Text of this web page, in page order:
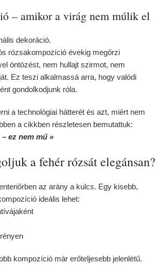
– amikor a virág nem múlik el
dekoráció.
rózsakompozíció évekig megőrzi
öntözést, nem hullajt szirmot, nem
Ez teszi alkalmassá arra, hogy valódi
gondolkodjunk róla.
a technológiai hátterét és azt, miért nem
a cikkben részletesen bemutattuk:
ez nem mű »
a fehér rózsát elegánsan?
az arány a kulcs. Egy kisebb,
ideális lehet:
kompozíció már erőteljesebb jelenlétű.